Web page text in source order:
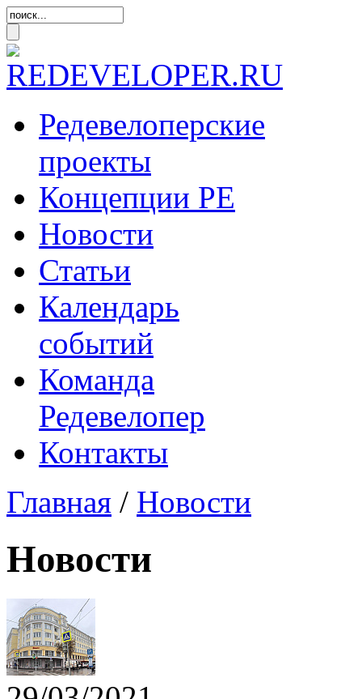
Редевелоперские
проекты
Концепции РЕ
Новости
Статьи
Календарь
событий
Команда
Редевелопер
Контакты
Главная / Новости
Новости